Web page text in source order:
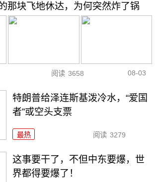
那块飞地休达，为何突然炸了锅
阅读 3658 08-03
特朗普给泽连斯基泼冷水，“爱国
者”或空头支票
最热 阅读 3279
这事要干了，不但中东要爆，世
界都得要爆了！